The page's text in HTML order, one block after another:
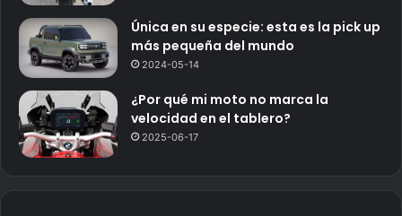
Única en su especie: esta es la pick up
más pequeña del mundo
2024-05-14
¿Por qué mi moto no marca la
velocidad en el tablero?
2025-06-17